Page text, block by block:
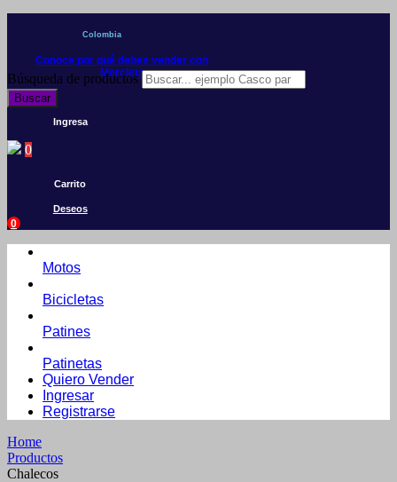
Colombia
Conoce por qué debes vender con
Mercleta
Búsqueda de productos
Buscar
Ingresa
0
Carrito
Deseos
0
Motos
Bicicletas
Patines
Patinetas
Quiero Vender
Ingresar
Registrarse
Home
Productos
Chalecos